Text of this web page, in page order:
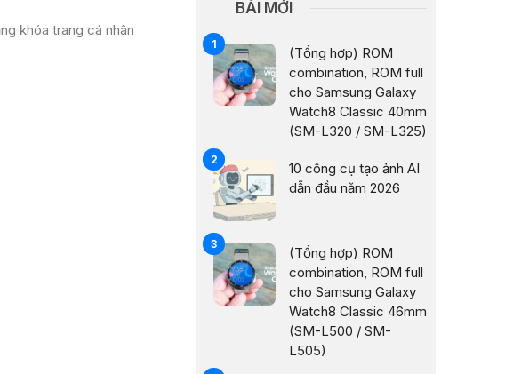
khóa trang cá nhân
BÀI MỚI
(Tổng hợp) ROM
combination, ROM full
cho Samsung Galaxy
Watch8 Classic 40mm
(SM-L320 / SM-L325)
10 công cụ tạo ảnh AI
dẫn đầu năm 2026
(Tổng hợp) ROM
combination, ROM full
cho Samsung Galaxy
Watch8 Classic 46mm
(SM-L500 / SM-
L505)